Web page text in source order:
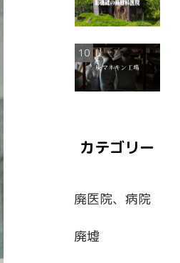
カテゴリー
廃医院、病院
廃墟